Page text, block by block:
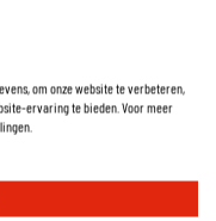
om onze website te verbeteren,
ervaring te bieden. Voor meer